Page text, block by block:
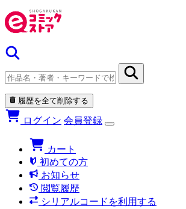
履歴を全て削除する
ログイン 会員登録
カート
初めての方
お知らせ
閲覧履歴
シリアルコードを利用する